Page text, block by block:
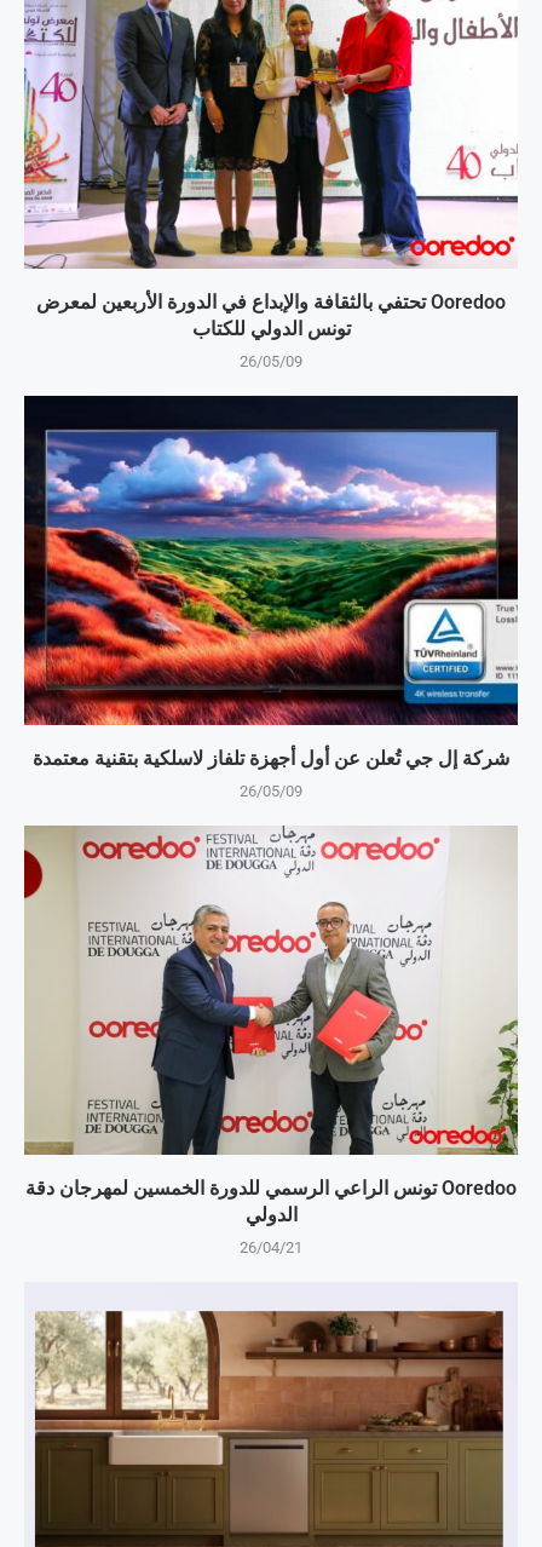
Ooredoo تحتفي بالثقافة والإبداع في الدورة الأربعين لمعرض
تونس الدولي للكتاب
26/05/09
شركة إل جي تُعلن عن أول أجهزة تلفاز لاسلكية بتقنية معتمدة
26/05/09
Ooredoo تونس الراعي الرسمي للدورة الخمسين لمهرجان دقة
الدولي
26/04/21